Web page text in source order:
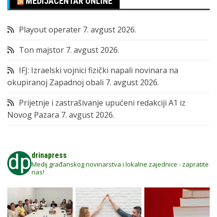
Playout operater 7. avgust 2026.
Ton majstor 7. avgust 2026.
IFJ: Izraelski vojnici fizički napali novinara na
okupiranoj Zapadnoj obali 7. avgust 2026.
Prijetnje i zastrašivanje upućeni redakciji A1 iz
Novog Pazara 7. avgust 2026.
drinapress
Medij građanskog novinarstva i lokalne zajednice - zapratite
nas!